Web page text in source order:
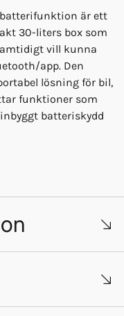
batterifunktion är ett
30-liters box som
vill kunna
app. Den
lösning för bil,
funktioner som
batteriskydd